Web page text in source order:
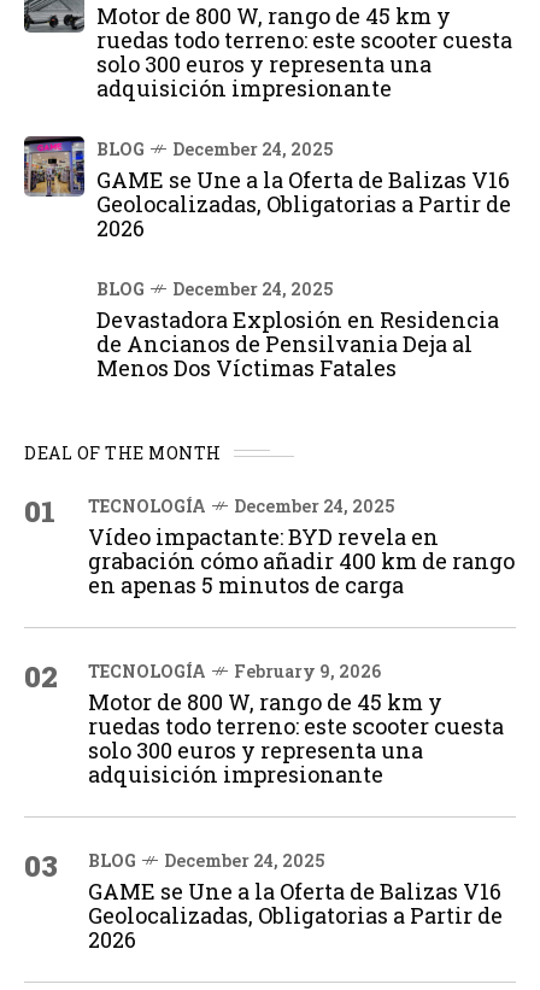
Motor de 800 W, rango de 45 km y
ruedas todo terreno: este scooter cuesta
solo 300 euros y representa una
adquisición impresionante
BLOG December 24, 2025
GAME se Une a la Oferta de Balizas V16
Geolocalizadas, Obligatorias a Partir de
2026
BLOG December 24, 2025
Devastadora Explosión en Residencia
de Ancianos de Pensilvania Deja al
Menos Dos Víctimas Fatales
DEAL OF THE MONTH
01 TECNOLOGÍA December 24, 2025
Vídeo impactante: BYD revela en
grabación cómo añadir 400 km de rango
en apenas 5 minutos de carga
02 TECNOLOGÍA February 9, 2026
Motor de 800 W, rango de 45 km y
ruedas todo terreno: este scooter cuesta
solo 300 euros y representa una
adquisición impresionante
03 BLOG December 24, 2025
GAME se Une a la Oferta de Balizas V16
Geolocalizadas, Obligatorias a Partir de
2026